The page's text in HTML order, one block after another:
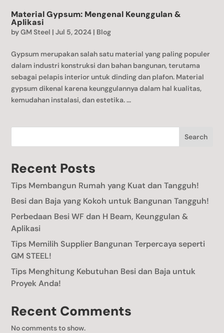
Material Gypsum: Mengenal Keunggulan &
Aplikasi
byGM Steel |Jul 5, 2024 | Blog
Gypsum merupakan salah satu material yang paling populer
dalam industri konstruksi dan bahan bangunan, terutama
sebagai pelapis interior untuk dinding dan plafon. Material
gypsum dikenal karena keunggulannya dalam hal kualitas,
kemudahan instalasi, dan estetika. ...
Search
Recent Posts
Tips Membangun Rumah yang Kuat dan Tangguh!
Besi dan Baja yang Kokoh untuk Bangunan Tangguh!
Perbedaan Besi WF dan H Beam, Keunggulan &
Aplikasi
Tips Memilih Supplier Bangunan Terpercaya seperti
GM STEEL!
Tips Menghitung Kebutuhan Besi dan Baja untuk
Proyek Anda!
Recent Comments
No comments to show.